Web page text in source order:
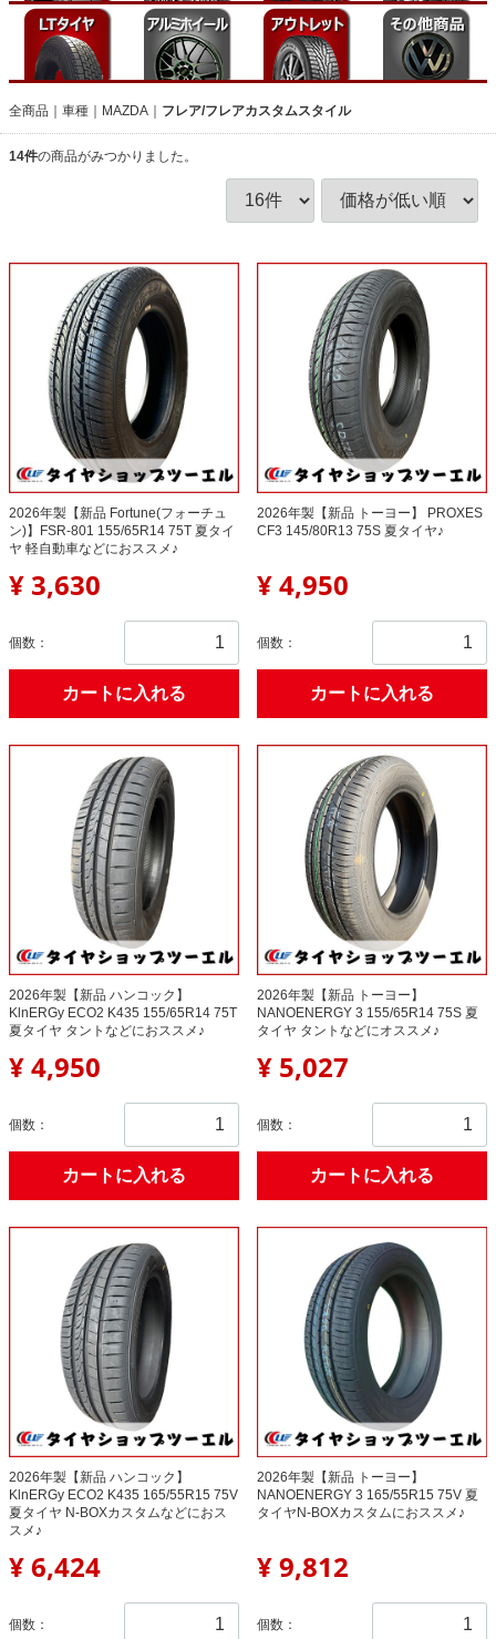
全商品 車種 MAZDA フレア/フレアカスタムスタイル
14件の商品がみつかりました。
2026年製【新品 Fortune(フォーチュ
ン)】FSR-801 155/65R14 75T 夏タイ
ヤ 軽自動車などにおススメ♪
¥ 3,630
個数：
カートに入れる
2026年製【新品 トーヨー】 PROXES
CF3 145/80R13 75S 夏タイヤ♪
¥ 4,950
個数：
カートに入れる
2026年製【新品 ハンコック】
KlnERGy ECO2 K435 155/65R14 75T
夏タイヤ タントなどにおススメ♪
¥ 4,950
個数：
カートに入れる
2026年製【新品 トーヨー】
NANOENERGY 3 155/65R14 75S 夏
タイヤ タントなどにオススメ♪
¥ 5,027
個数：
カートに入れる
2026年製【新品 ハンコック】
KlnERGy ECO2 K435 165/55R15 75V
夏タイヤ N-BOXカスタムなどにおス
スメ♪
¥ 6,424
個数：
2026年製【新品 トーヨー】
NANOENERGY 3 165/55R15 75V 夏
タイヤN-BOXカスタムにおススメ♪
¥ 9,812
個数：